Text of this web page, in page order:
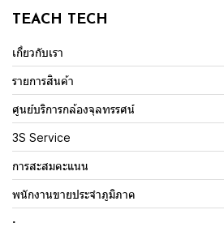
TEACH TECH
เกี่ยวกับเรา
รายการสินค้า
ศูนย์บริการกล้องจุลทรรศน์
3S Service
การสะสมคะแนน
พนักงานขายประจำภูมิภาค
.